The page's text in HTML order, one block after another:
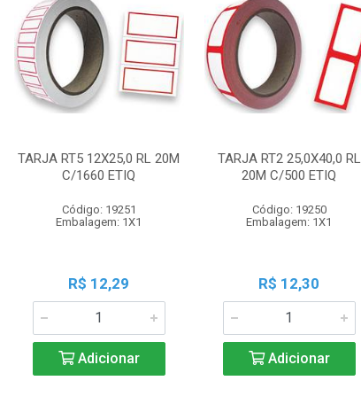
TARJA RT5 12X25,0 RL 20M
C/1660 ETIQ
Código: 19251
Embalagem: 1X1
R$ 12,29
Adicionar
TARJA RT2 25,0X40,0 RL
20M C/500 ETIQ
Código: 19250
Embalagem: 1X1
R$ 12,30
Adicionar